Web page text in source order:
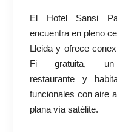
El Hotel Sansi
encuentra en pleno
Lleida y ofrece
Fi gratuita,
restaurante y
funcionales con aire
plana vía satélite.